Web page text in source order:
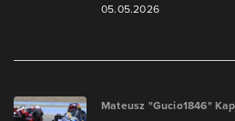
05.05.2026
Mateusz "Gucio1846"